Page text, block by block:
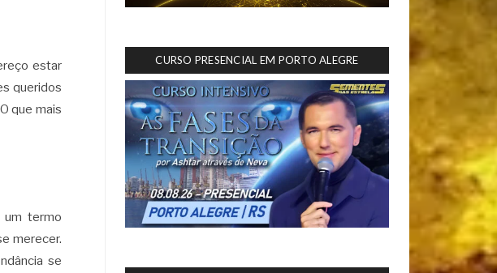
estar
queridos
que mais
um termo
merecer.
se
CURSO PRESENCIAL EM PORTO ALEGRE